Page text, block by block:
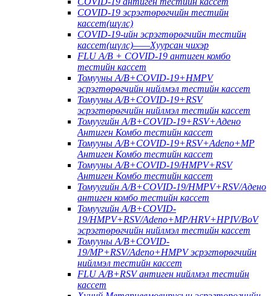
COVID-19 эсрэгтөрөгчийн тестийн
кассет(шүлс)
COVID-19-ийн эсрэгтөрөгчийн тестийн
кассет(шүлс)——Хуурсан чихэр
FLU A/B + COVID-19 антиген комбо
тестийн кассет
Томууны A/B+COVID-19+HMPV
эсрэгтөрөгчийн нийлмэл тестийн кассет
Томууны A/B+COVID-19+RSV
эсрэгтөрөгчийн нийлмэл тестийн кассет
Томуугийн A/B+COVID-19+RSV+Адено
Антиген Комбо тестийн кассет
Томууны A/B+COVID-19+RSV+Adeno+MP
Антиген Комбо тестийн кассет
Томууны A/B+COVID-19/HMPV+RSV
Антиген Комбо тестийн кассет
Томуугийн A/B+COVID-19/HMPV+RSV/Адено
антиген комбо тестийн кассет
Томуугийн A/B+COVID-
19/HMPV+RSV/Adeno+MP/HRV+HPIV/BoV
эсрэгтөрөгчийн нийлмэл тестийн кассет
Томууны A/B+COVID-
19/MP+RSV/Adeno+HMPV эсрэгтөрөгчийн
нийлмэл тестийн кассет
FLU A/B+RSV антиген нийлмэл тестийн
кассет